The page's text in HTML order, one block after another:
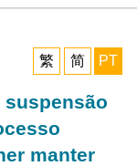
繁
简 PT
suspensão
manter